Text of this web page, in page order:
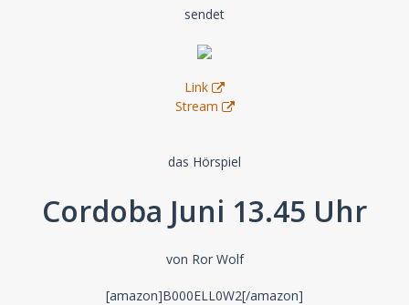
sendet
Link
Stream
das Hörspiel
Cordoba Juni 13.45 Uhr
von Ror Wolf
[amazon]B000ELL0W2[/amazon]